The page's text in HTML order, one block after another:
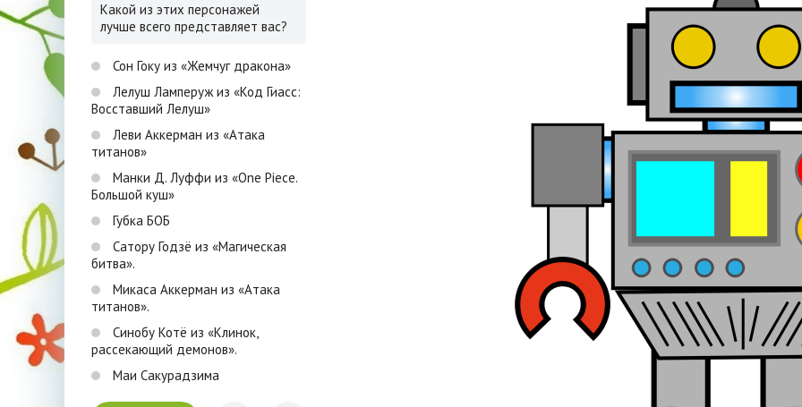
Какой из этих персонажей
лучше всего представляет вас?
Сон Гоку из «Жемчуг дракона»
Лелуш Ламперуж из «Код Гиасс:
Восставший Лелуш»
Леви Аккерман из «Атака
титанов»
Манки Д. Луффи из «One Piece.
Большой куш»
Губка БОБ
Сатору Годзё из «Магическая
битва».
Микаса Аккерман из «Атака
титанов».
Синобу Котё из «Клинок,
рассекающий демонов».
Маи Сакурадзима